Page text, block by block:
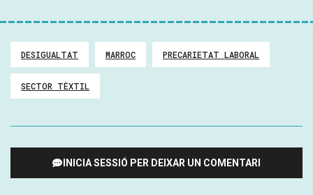
DESIGUALTAT MARROC PRECARIETAT LABORAL
SECTOR TÈXTIL
INICIA SESSIÓ PER DEIXAR UN COMENTARI